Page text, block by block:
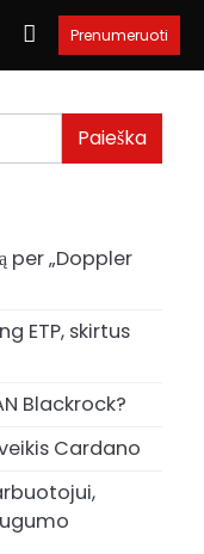
Prenumeruoti
Paieška
per „Doppler
ETP, skirtus
Blackrock?
Cardano